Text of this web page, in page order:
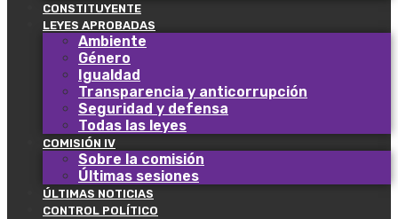
CONSTITUYENTE
LEYES APROBADAS
Ambiente
Género
Igualdad
Transparencia y anticorrupción
Seguridad y defensa
Todas las leyes
COMISIÓN IV
Sobre la comisión
Últimas sesiones
ÚLTIMAS NOTICIAS
CONTROL POLÍTICO